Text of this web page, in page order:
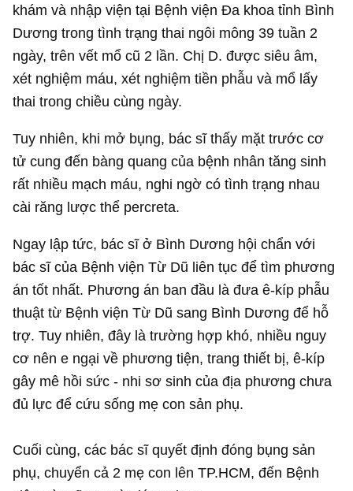
khám và nhập viện tại Bệnh viện Đa khoa tỉnh Bình
Dương trong tình trạng thai ngôi mông 39 tuần 2
ngày, trên vết mổ cũ 2 lần. Chị D. được siêu âm,
xét nghiệm máu, xét nghiệm tiền phẫu và mổ lấy
thai trong chiều cùng ngày.
Tuy nhiên, khi mở bụng, bác sĩ thấy mặt trước cơ
tử cung đến bàng quang của bệnh nhân tăng sinh
rất nhiều mạch máu, nghi ngờ có tình trạng nhau
cài răng lược thể percreta.
Ngay lập tức, bác sĩ ở Bình Dương hội chẩn với
bác sĩ của Bệnh viện Từ Dũ liên tục để tìm phương
án tốt nhất. Phương án ban đầu là đưa ê-kíp phẫu
thuật từ Bệnh viện Từ Dũ sang Bình Dương để hỗ
trợ. Tuy nhiên, đây là trường hợp khó, nhiều nguy
cơ nên e ngại về phương tiện, trang thiết bị, ê-kíp
gây mê hồi sức - nhi sơ sinh của địa phương chưa
đủ lực để cứu sống mẹ con sản phụ.
Cuối cùng, các bác sĩ quyết định đóng bụng sản
phụ, chuyển cả 2 mẹ con lên TP.HCM, đến Bệnh